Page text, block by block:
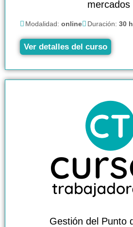
mercados
Modalidad: online Duración: 30 h
Ver detalles del curso
Gestión del Punto